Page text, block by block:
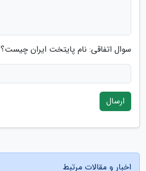
سوال اتفاقی: نام پایتخت ایران چیست؟
ارسال
اخبار و مقالات مرتبط